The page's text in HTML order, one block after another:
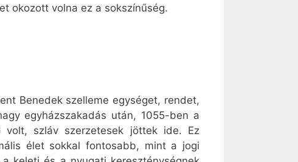
okozott volna ez a sokszínűség.
Benedek szelleme egységet, rendet,
egyházszakadás után, 1055-ben a
volt, szláv szerzetesek jöttek ide. Ez
élet sokkal fontosabb, mint a jogi